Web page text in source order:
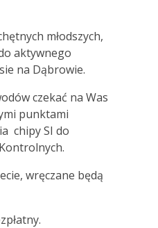
młodszych,
aktywnego
na Dąbrowie.
czekać na Was
punktami
chipy SI do
wręczane będą